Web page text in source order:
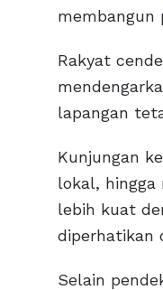
membangun
Rakyat
lapangan
Kunjungan
lokal, hingga
lebih kuat
diperhatikan
Selain